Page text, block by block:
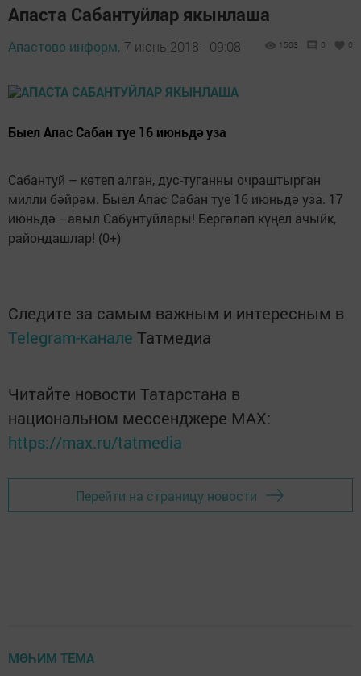
Апаста Сабантуйлар якынлаша
Апастово-информ, 7 июнь 2018 - 09:08 1503 0 0
Быел Апас Сабан туе 16 июньдә уза
Сабантуй – көтеп алган, дус-туганны очраштырган
милли бәйрәм. Быел Апас Сабан туе 16 июньдә уза. 17
июньдә –авыл Сабунтуйлары! Бергәләп күңел ачыйк,
райондашлар! (0+)
Следите за самым важным и интересным в
Telegram-канале Татмедиа
Читайте новости Татарстана в
национальном мессенджере MАХ:
https://max.ru/tatmedia
Перейти на страницу новости
МӨҺИМ ТЕМА